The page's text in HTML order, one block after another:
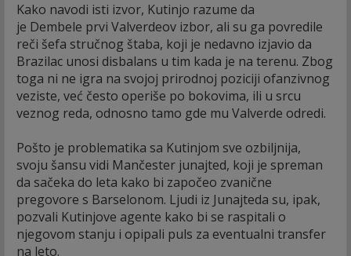
Kako navodi isti izvor, Kutinjo razume da
je Dembele prvi Valverdeov izbor, ali su ga povredile
reči šefa stručnog štaba, koji je nedavno izjavio da
Brazilac unosi disbalans u tim kada je na terenu. Zbog
toga ni ne igra na svojoj prirodnoj poziciji ofanzivnog
veziste, već često operiše po bokovima, ili u srcu
veznog reda, odnosno tamo gde mu Valverde odredi.
Pošto je problematika sa Kutinjom sve ozbiljnija,
svoju šansu vidi Mančester junajted, koji je spreman
da sačeka do leta kako bi započeo zvanične
pregovore s Barselonom. Ljudi iz Junajteda su, ipak,
pozvali Kutinjove agente kako bi se raspitali o
njegovom stanju i opipali puls za eventualni transfer
na leto.